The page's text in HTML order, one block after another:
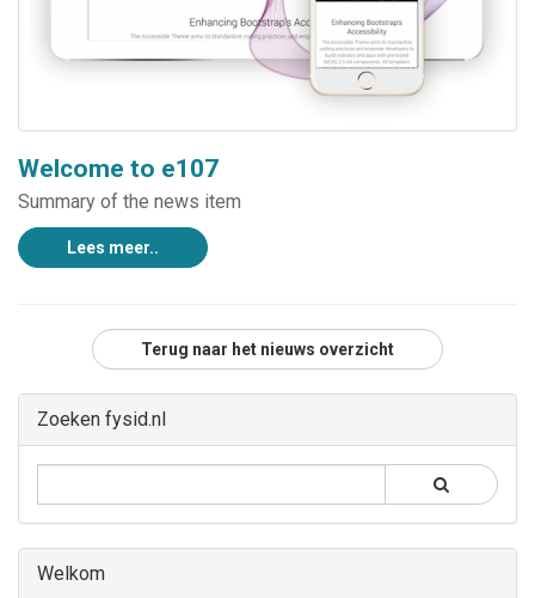
Welcome to e107
Summary of the news item
Lees meer..
Terug naar het nieuws overzicht
Zoeken fysid.nl
Welkom